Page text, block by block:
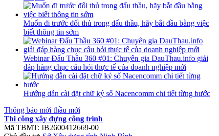
Muốn đi trước đối thủ trong đấu thầu, hãy bắt đầu bằng việc
biết thông tin sớm
Webinar Đấu Thầu 360 #01: Chuyên gia DauThau.info giải
đáp hàng chục câu hỏi thực tế của doanh nghiệp mới
Hướng dẫn cài đặt chữ ký số Nacencomm chi tiết từng bước
Thông báo mời thầu mới
Thi công xây dựng công trình
Mã TBMT: IB2600412669-00